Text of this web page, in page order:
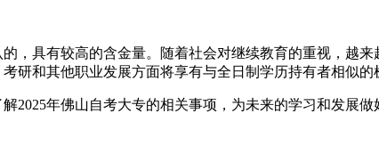
，具有较高的含金量。随着社会对继续教育的重视，越
研和其他职业发展方面将享有与全日制学历持有者相似的
2025年佛山自考大专的相关事项，为未来的学习和发展